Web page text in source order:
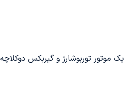
موتور توربوشارژ و گیربکس دوکلاچه